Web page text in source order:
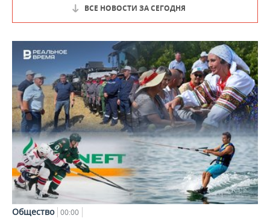
ВСЕ НОВОСТИ ЗА СЕГОДНЯ
Общество 00:00